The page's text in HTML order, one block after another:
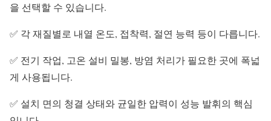
을 선택할 수 있습니다.
✅ 각 재질별로 내열 온도, 접착력, 절연 능력 등이 다릅니다.
✅ 전기 작업, 고온 설비 밀봉, 방염 처리가 필요한 곳에 폭넓
게 사용됩니다.
✅ 설치 면의 청결 상태와 균일한 압력이 성능 발휘의 핵심